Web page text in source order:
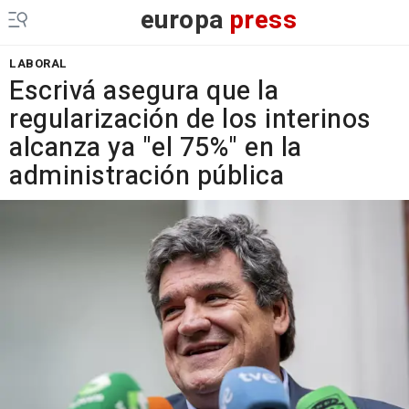
europa press
LABORAL
Escrivá asegura que la
regularización de los interinos
alcanza ya "el 75%" en la
administración pública